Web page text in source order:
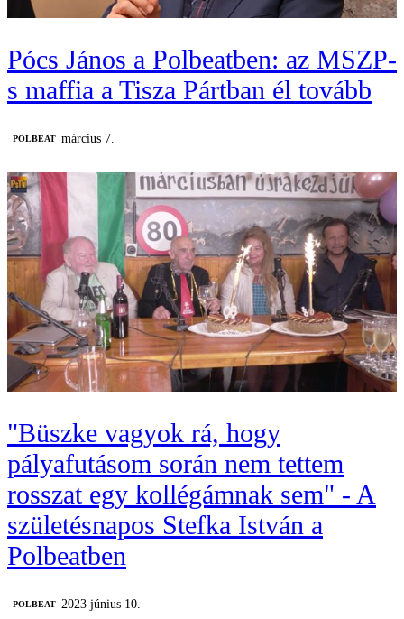
Pócs János a Polbeatben: az MSZP-
s maffia a Tisza Pártban él tovább
‎POLBEAT március 7.
"Büszke vagyok rá, hogy
pályafutásom során nem tettem
rosszat egy kollégámnak sem" - A
születésnapos Stefka István a
Polbeatben
‎POLBEAT 2023 június 10.